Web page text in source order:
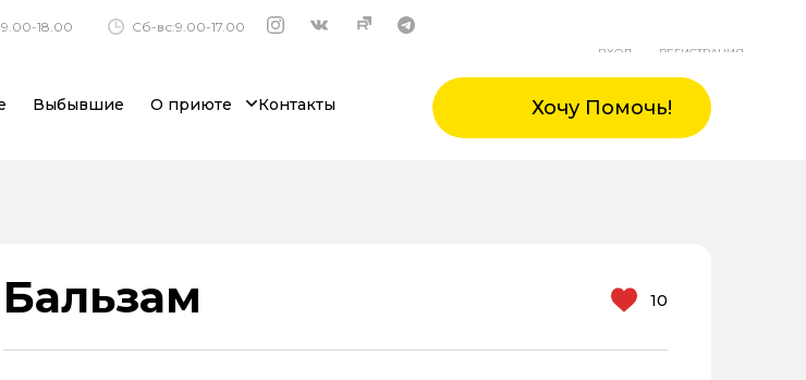
18.00 Сб-вс:9.00-17.00
ВХОД РЕГИСТРАЦИЯ
Выбывшие О приюте Контакты Хочу Помочь!
Бальзам 10